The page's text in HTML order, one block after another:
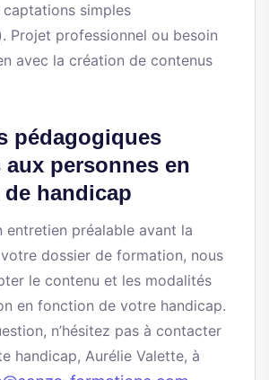
captations simples
Projet professionnel ou besoin
avec la création de contenus
pédagogiques
aux personnes en
handicap
entretien préalable avant la
dossier de formation, nous
le contenu et les modalités
en fonction de votre handicap.
n’hésitez pas à contacter
handicap, Aurélie Valette, à